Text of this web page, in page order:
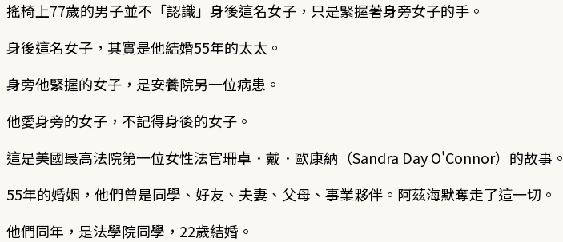
搖椅上77歲的男子並不「認識」身後這名女子，只是緊握著身旁女子的手。
身後這名女子，其實是他結婚55年的太太。
身旁他緊握的女子，是安養院另一位病患。
他愛身旁的女子，不記得身後的女子。
這是美國最高法院第一位女性法官珊卓．戴．歐康納（Sandra Day O'Connor）的故事。
55年的婚姻，他們曾是同學、好友、夫妻、父母、事業夥伴。阿茲海默奪走了這一切。
他們同年，是法學院同學，22歲結婚。